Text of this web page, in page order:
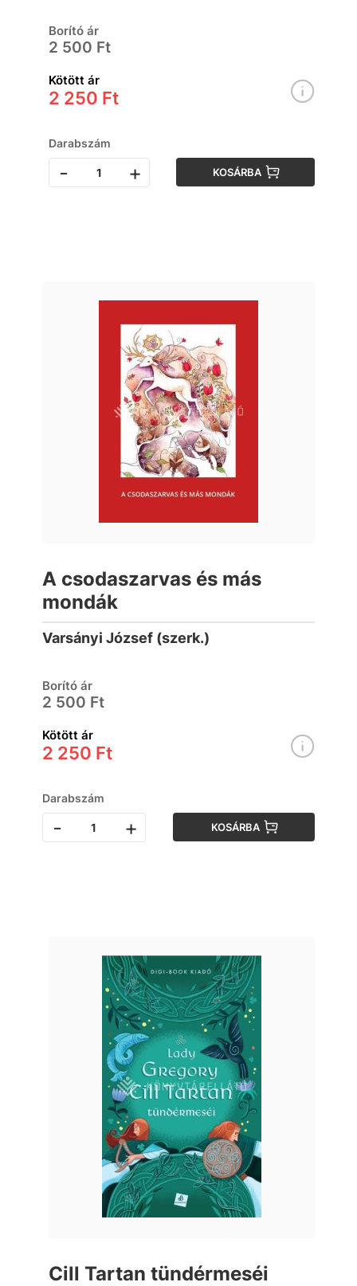
Borító ár
2 500 Ft
Kötött ár
2 250 Ft
Darabszám
- + KOSÁRBA
A csodaszarvas és más
mondák
Varsányi József (szerk.)
Borító ár
2 500 Ft
Kötött ár
2 250 Ft
Darabszám
- + KOSÁRBA
Cill Tartan tündérmeséi